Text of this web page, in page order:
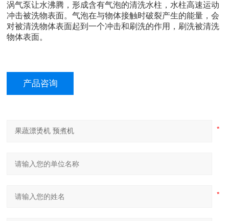
涡气泵让水沸腾，形成含有气泡的清洗水柱，水柱高速运动
冲击被洗物表面。气泡在与物体接触时破裂产生的能量，会
对被清洗物体表面起到一个冲击和刷洗的作用，刷洗被清洗
物体表面。
产品咨询